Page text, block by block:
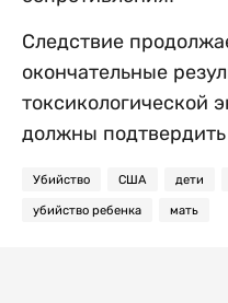
Следствие
окончательные
токсикологической
должны
Убийство США дети
убийство ребенка мать